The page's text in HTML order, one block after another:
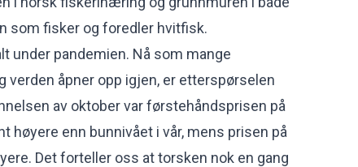
som fisker og foredler hvitfisk.
under pandemien. Nå som mange
verden åpner opp igjen, er etterspørselen
av oktober var førstehåndsprisen på
høyere enn bunnivået i vår, mens prisen på
Det forteller oss at torsken nok en gang